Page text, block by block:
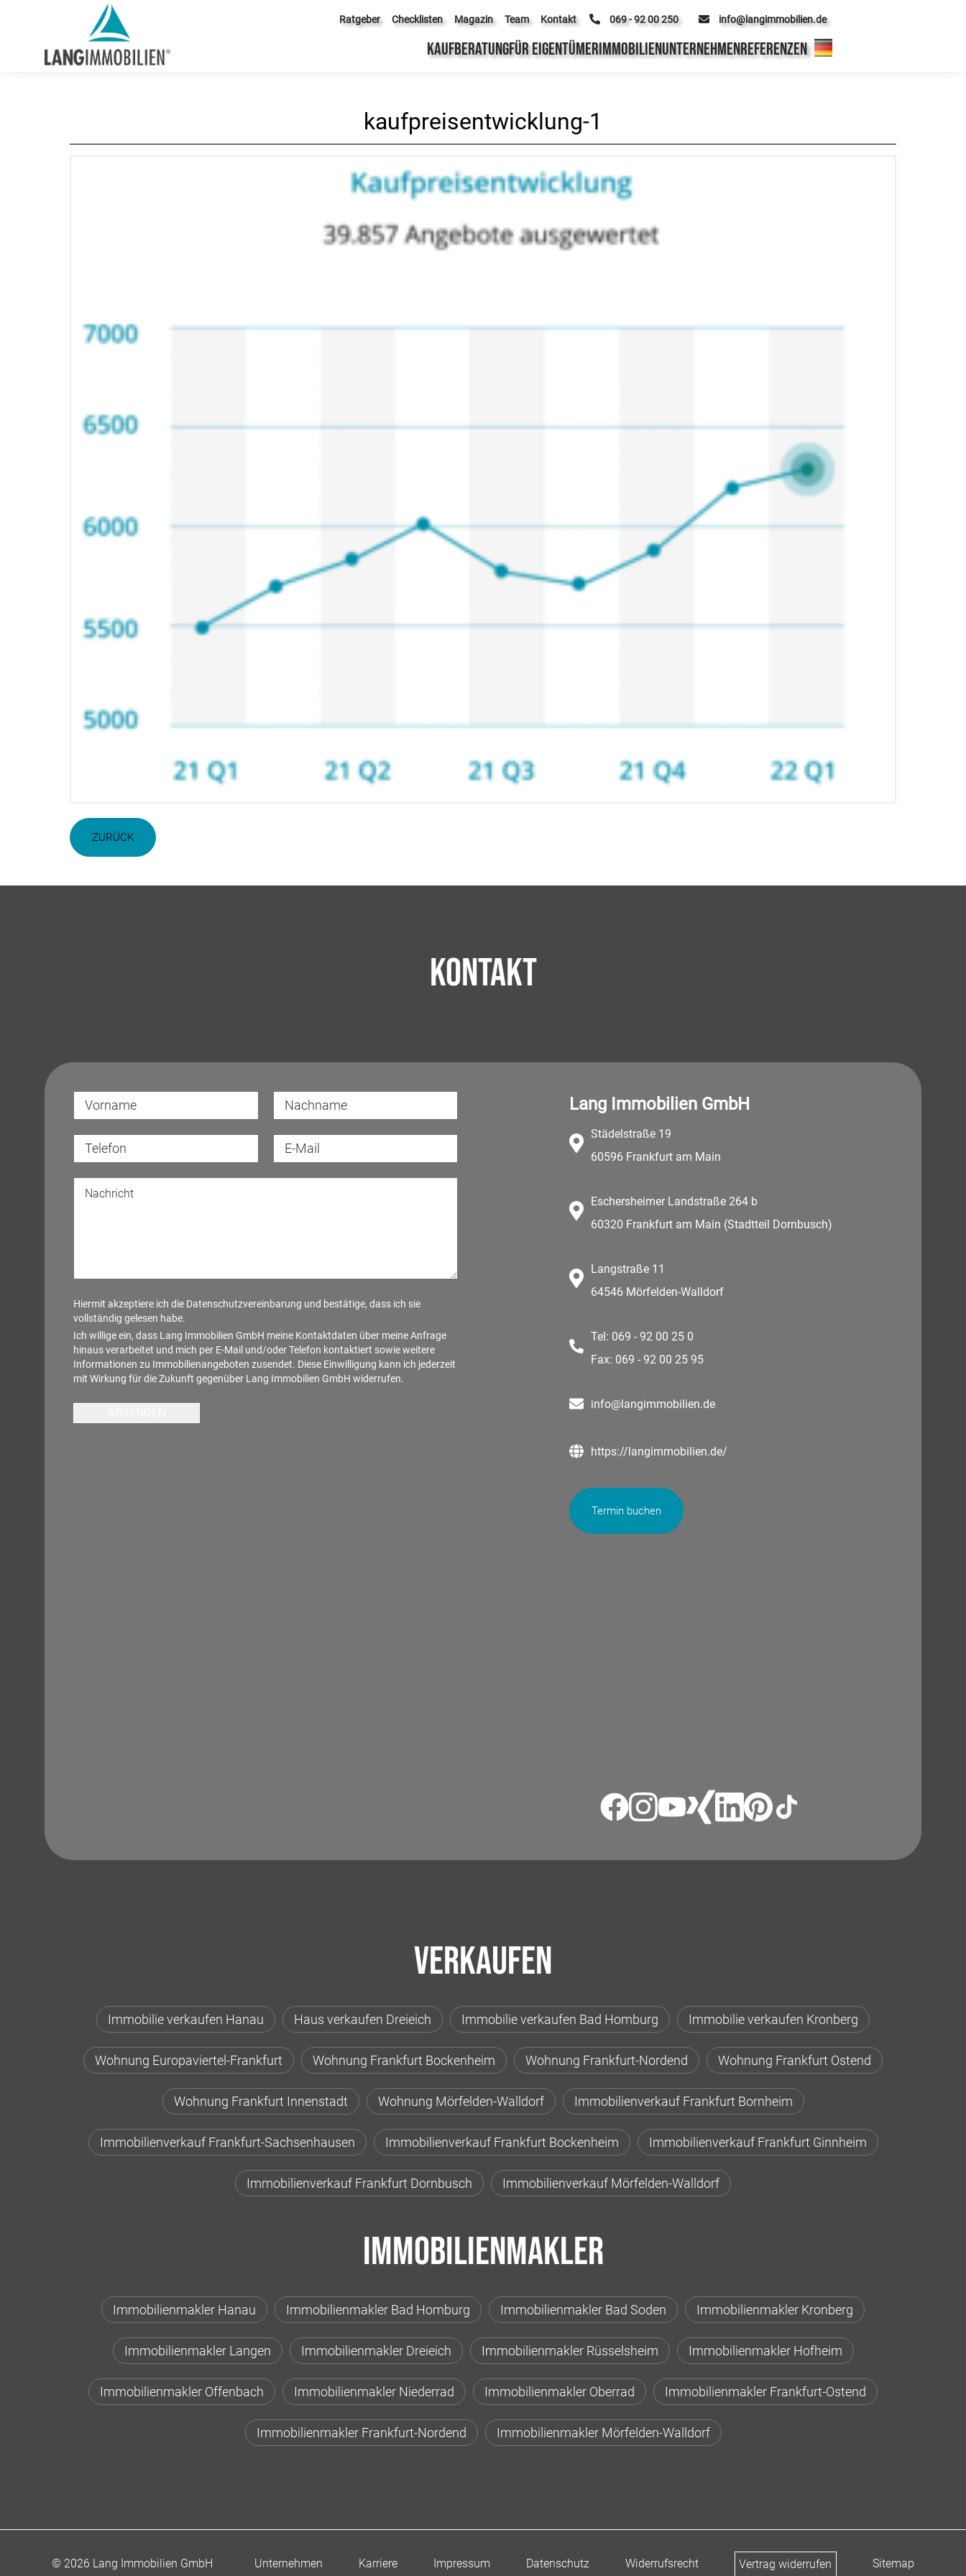
Ratgeber Checklisten Magazin Team Kontakt 069 - 92 00 250 info@langimmobilien.de
KAUFBERATUNGFÜR EIGENTÜMERIMMOBILIENUNTERNEHMENREFERENZEN
kaufpreisentwicklung-1
ZURÜCK
Kontakt
Hiermit akzeptiere ich die Datenschutzvereinbarung und bestätige, dass ich sie
vollständig gelesen habe.
Ich willige ein, dass Lang Immobilien GmbH meine Kontaktdaten über meine Anfrage
hinaus verarbeitet und mich per E-Mail und/oder Telefon kontaktiert sowie weitere
Informationen zu Immobilienangeboten zusendet. Diese Einwilligung kann ich jederzeit
mit Wirkung für die Zukunft gegenüber Lang Immobilien GmbH widerrufen.
Lang Immobilien GmbH
Städelstraße 19
60596 Frankfurt am Main
Eschersheimer Landstraße 264 b
60320 Frankfurt am Main (Stadtteil Dornbusch)
Langstraße 11
64546 Mörfelden-Walldorf
Tel: 069 - 92 00 25 0
Fax: 069 - 92 00 25 95
info@langimmobilien.de
https://langimmobilien.de/
Termin buchen
Verkaufen
Immobilie verkaufen Hanau Haus verkaufen Dreieich Immobilie verkaufen Bad Homburg Immobilie verkaufen Kronberg
Wohnung Europaviertel-Frankfurt Wohnung Frankfurt Bockenheim Wohnung Frankfurt-Nordend Wohnung Frankfurt Ostend
Wohnung Frankfurt Innenstadt Wohnung Mörfelden-Walldorf Immobilienverkauf Frankfurt Bornheim
Immobilienverkauf Frankfurt-Sachsenhausen Immobilienverkauf Frankfurt Bockenheim Immobilienverkauf Frankfurt Ginnheim
Immobilienverkauf Frankfurt Dornbusch Immobilienverkauf Mörfelden-Walldorf
Immobilienmakler
Immobilienmakler Hanau Immobilienmakler Bad Homburg Immobilienmakler Bad Soden Immobilienmakler Kronberg
Immobilienmakler Langen Immobilienmakler Dreieich Immobilienmakler Rüsselsheim Immobilienmakler Hofheim
Immobilienmakler Offenbach Immobilienmakler Niederrad Immobilienmakler Oberrad Immobilienmakler Frankfurt-Ostend
Immobilienmakler Frankfurt-Nordend Immobilienmakler Mörfelden-Walldorf
© 2026 Lang Immobilien GmbH Unternehmen Karriere Impressum Datenschutz Widerrufsrecht Vertrag widerrufen Sitemap